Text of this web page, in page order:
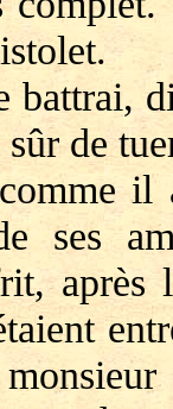
de
il
ses
après